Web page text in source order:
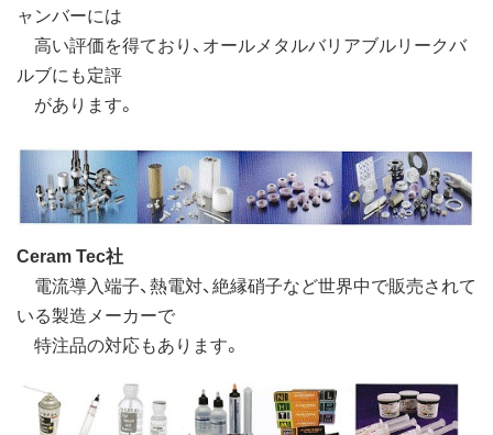
ャンバーには
高い評価を得ており、オールメタルバリアブルリークバ
ルブにも定評
があります。
Ceram Tec社
電流導入端子、熱電対、絶縁硝子など世界中で販売されて
いる製造メーカーで
特注品の対応もあります。